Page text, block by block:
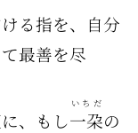
ける指を、自分
最善を尽
、もし一朶
いちだ
の